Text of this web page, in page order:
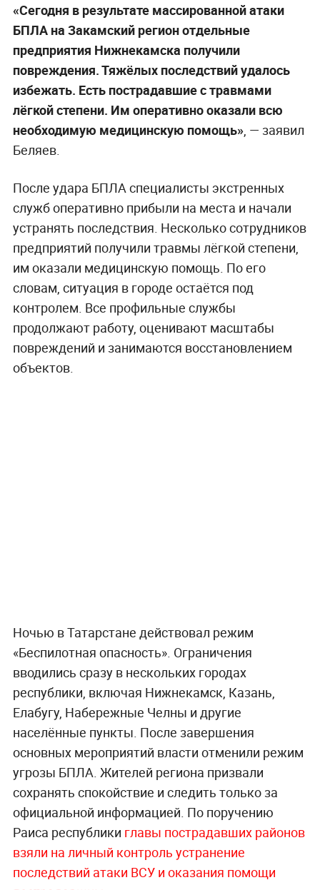
«Сегодня в результате массированной атаки
БПЛА на Закамский регион отдельные
предприятия Нижнекамска получили
повреждения. Тяжёлых последствий удалось
избежать. Есть пострадавшие с травмами
лёгкой степени. Им оперативно оказали всю
необходимую медицинскую помощь», — заявил
Беляев.
После удара БПЛА специалисты экстренных
служб оперативно прибыли на места и начали
устранять последствия. Несколько сотрудников
предприятий получили травмы лёгкой степени,
им оказали медицинскую помощь. По его
словам, ситуация в городе остаётся под
контролем. Все профильные службы
продолжают работу, оценивают масштабы
повреждений и занимаются восстановлением
объектов.
Ночью в Татарстане действовал режим
«Беспилотная опасность». Ограничения
вводились сразу в нескольких городах
республики, включая Нижнекамск, Казань,
Елабугу, Набережные Челны и другие
населённые пункты. После завершения
основных мероприятий власти отменили режим
угрозы БПЛА. Жителей региона призвали
сохранять спокойствие и следить только за
официальной информацией. По поручению
Раиса республики главы пострадавших районов
взяли на личный контроль устранение
последствий атаки ВСУ и оказания помощи